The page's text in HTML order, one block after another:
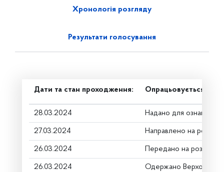
Хронологія розгляду
Результати голосування
Дати та стан проходження: Опрацьовується в
28.03.2024 Надано для
27.03.2024 Направлено на
26.03.2024 Передано на розгляд
26.03.2024 Одержано Верховною